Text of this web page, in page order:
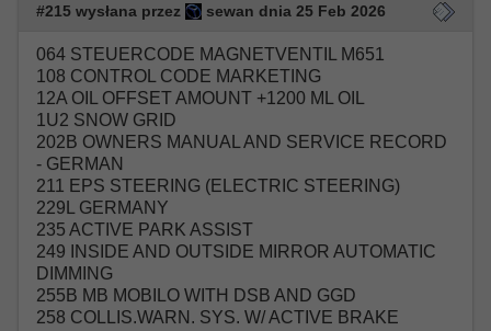
#215 wysłana przez sewan dnia 25 Feb 2026
064 STEUERCODE MAGNETVENTIL M651
108 CONTROL CODE MARKETING
12A OIL OFFSET AMOUNT +1200 ML OIL
1U2 SNOW GRID
202B OWNERS MANUAL AND SERVICE RECORD
- GERMAN
211 EPS STEERING (ELECTRIC STEERING)
229L GERMANY
235 ACTIVE PARK ASSIST
249 INSIDE AND OUTSIDE MIRROR AUTOMATIC
DIMMING
255B MB MOBILO WITH DSB AND GGD
258 COLLIS.WARN. SYS. W/ ACTIVE BRAKE